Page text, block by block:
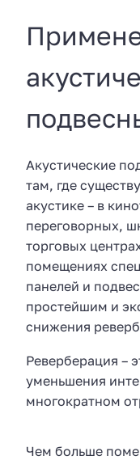
Акустические
там, где
акустике – в
переговорных,
торговых
помещениях
панелей и
простейшим и
снижения
Реверберация –
уменьшения
многократном
Чем больше